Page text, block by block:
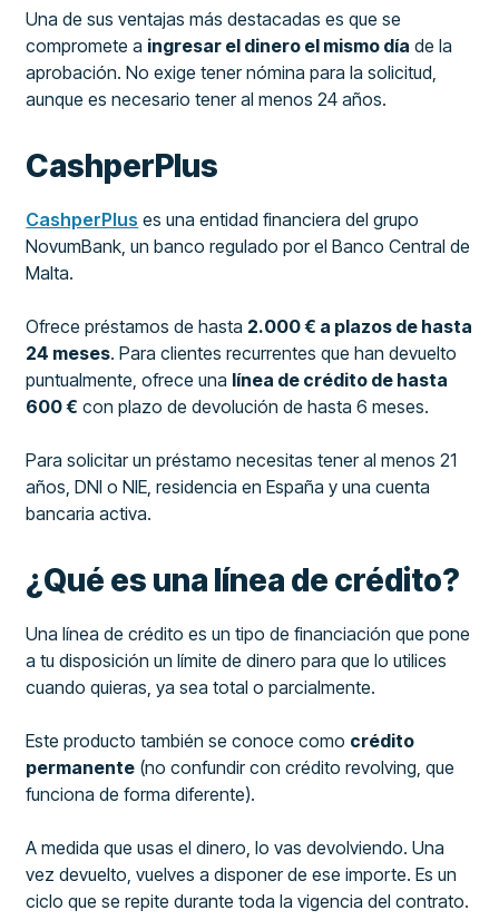
Una de sus ventajas más destacadas es que se
compromete a ingresar el dinero el mismo día de la
aprobación. No exige tener nómina para la solicitud,
aunque es necesario tener al menos 24 años.
CashperPlus
CashperPlus es una entidad financiera del grupo
NovumBank, un banco regulado por el Banco Central de
Malta.
Ofrece préstamos de hasta 2.000 € a plazos de hasta
24 meses. Para clientes recurrentes que han devuelto
puntualmente, ofrece una línea de crédito de hasta
600 € con plazo de devolución de hasta 6 meses.
Para solicitar un préstamo necesitas tener al menos 21
años, DNI o NIE, residencia en España y una cuenta
bancaria activa.
¿Qué es una línea de crédito?
Una línea de crédito es un tipo de financiación que pone
a tu disposición un límite de dinero para que lo utilices
cuando quieras, ya sea total o parcialmente.
Este producto también se conoce como crédito
permanente (no confundir con crédito revolving, que
funciona de forma diferente).
A medida que usas el dinero, lo vas devolviendo. Una
vez devuelto, vuelves a disponer de ese importe. Es un
ciclo que se repite durante toda la vigencia del contrato.